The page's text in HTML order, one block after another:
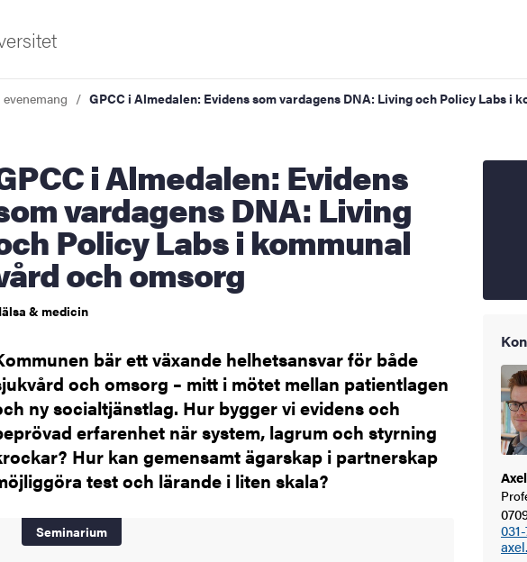
innovation
GPCC i Almedalen: Evidens som vardagens DNA: Living och Policy Labs i
Evidens
vardagens DNA: Living
Policy Labs i kommunal
och omsorg
& medicin
bär ett växande helhetsansvar för både
och omsorg – mitt i mötet mellan patientlagen
ny socialtjänstlag. Hur bygger vi evidens och
erfarenhet när system, lagrum och styrning
Hur kan gemensamt ägarskap i partnerskap
test och lärande i liten skala?
Seminarium
Axel